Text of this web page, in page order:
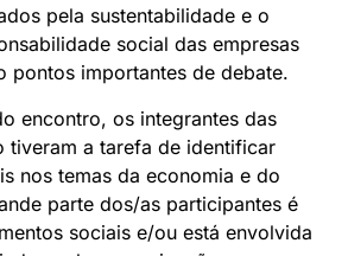
pela sustentabilidade e o
social das empresas
pontos importantes de debate.
encontro, os integrantes das
tiveram a tarefa de identificar
nos temas da economia e do
parte dos/as participantes é
sociais e/ou está envolvida